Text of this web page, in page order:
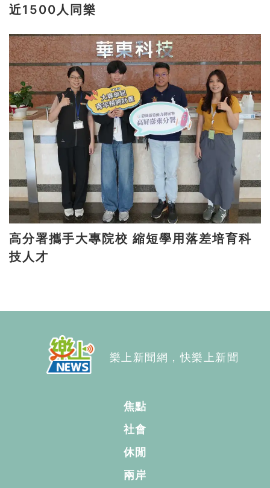
近1500人同樂
高分署攜手大專院校 縮短學用落差培育科
技人才
樂上新聞網，快樂上新聞
焦點
社會
休閒
兩岸